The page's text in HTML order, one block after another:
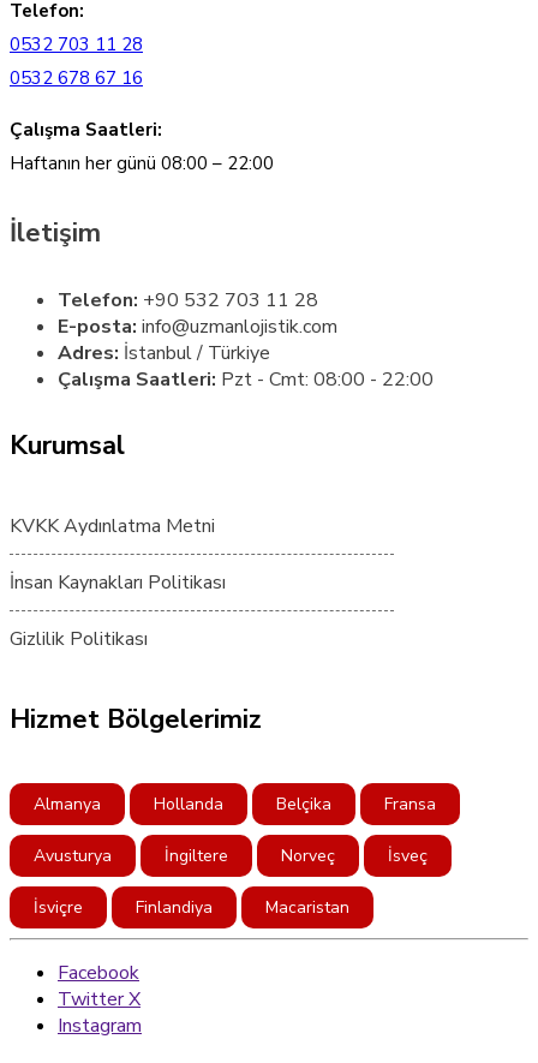
Telefon:
0532 703 11 28
0532 678 67 16
Çalışma Saatleri:
Haftanın her günü 08:00 – 22:00
İletişim
Telefon: +90 532 703 11 28
E-posta: info@uzmanlojistik.com
Adres: İstanbul / Türkiye
Çalışma Saatleri: Pzt - Cmt: 08:00 - 22:00
Kurumsal
KVKK Aydınlatma Metni
İnsan Kaynakları Politikası
Gizlilik Politikası
Hizmet Bölgelerimiz
Almanya Hollanda Belçika Fransa
Avusturya İngiltere Norveç İsveç
İsviçre Finlandiya Macaristan
Facebook
Twitter X
Instagram